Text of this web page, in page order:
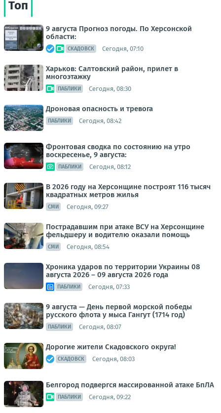
Топ
9 августа Прогноз погоды. По Херсонской
области:
СКАДОВСК Сегодня, 07:10
Харьков: Салтовский район, прилет в
многоэтажку
ПАБЛИКИ Сегодня, 08:30
Дроновая опасность и тревога
ПАБЛИКИ Сегодня, 08:42
Фронтовая сводка по состоянию на утро
воскресенье, 9 августа:
ПАБЛИКИ Сегодня, 08:12
В 2026 году на Херсонщине построят 116 тысяч
квадратных метров жилья
СМИ Сегодня, 09:27
Пострадавшим при атаке ВСУ на Херсонщине
фельдшеру и водителю оказали помощь
СМИ Сегодня, 08:54
Хроника ударов по территории Украины 08
августа 2026 – 09 августа 2026 года
ПАБЛИКИ Сегодня, 07:33
9 августа — День первой морской победы
русского флота у мыса Гангут (1714 год)
ПАБЛИКИ Сегодня, 08:07
Дорогие жители Скадовского округа!
СКАДОВСК Сегодня, 08:03
Белгород подвергся массированной атаке БпЛА
ПАБЛИКИ Сегодня, 09:22